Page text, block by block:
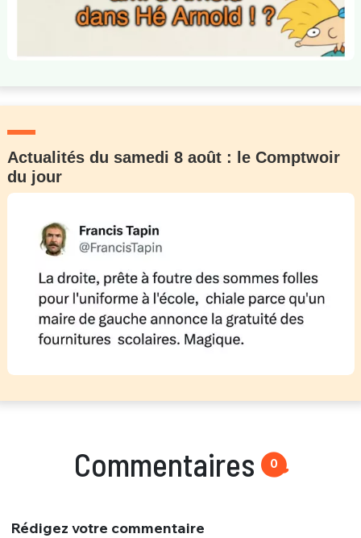
Actualités du samedi 8 août : le Comptwoir
du jour
Commentaires 0
Rédigez votre commentaire